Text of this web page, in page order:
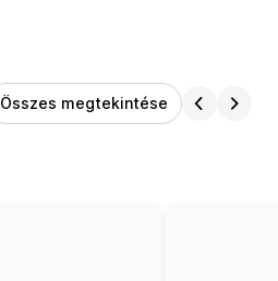
Összes megtekintése